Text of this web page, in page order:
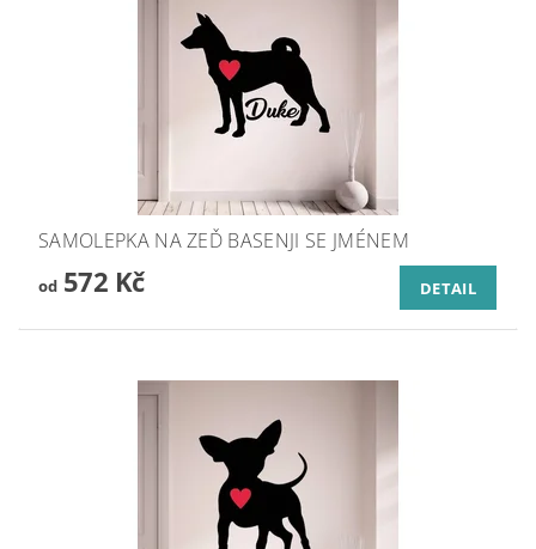
SAMOLEPKA NA ZEĎ BASENJI SE JMÉNEM
od572 Kč DETAIL